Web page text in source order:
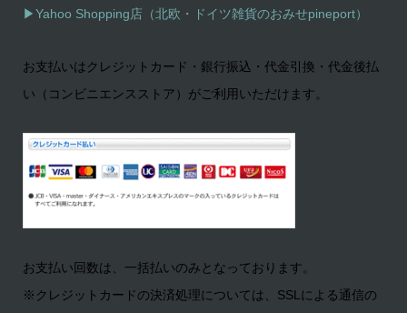
▶Yahoo Shopping店（北欧・ドイツ雑貨のおみせpineport）
お支払いはクレジットカード・銀行振込・代金引換・代金後払
い（コンビニエンスストア）がご利用いただけます。
お支払い回数は、一括払いのみとなっております。
※クレジットカードの決済処理については、SSLによる通信の